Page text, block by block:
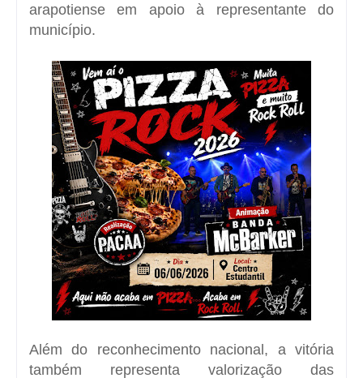
arapotiense em apoio à representante do
município.
Além do reconhecimento nacional, a vitória
também representa valorização das